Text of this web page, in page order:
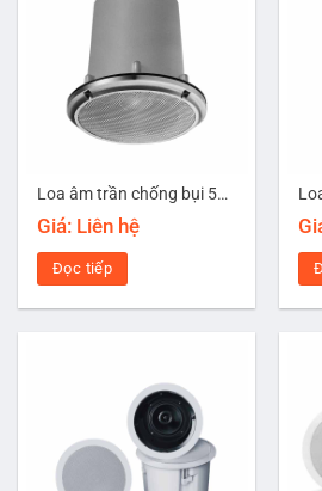
Loa âm trần chống bụi 5W TOA PC-5CL
Giá: Liên hệ
Đọc tiếp